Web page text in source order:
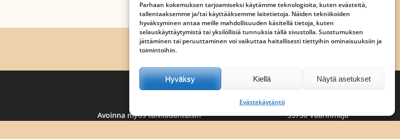
Parhaan kokemuksen tarjoamiseksi käytämme teknologioita, kuten evästeitä,
tallentaaksemme ja/tai käyttääksemme laitetietoja. Näiden tekniikoiden
hyväksyminen antaa meille mahdollisuuden käsitellä tietoja, kuten
selauskäyttäytymistä tai yksilöllisiä tunnuksia tällä sivustolla. Suostumuksen
jättäminen tai peruuttaminen voi vaikuttaa haitallisesti tiettyihin ominaisuuksiin ja
toimintoihin.
Hyväksy Kiellä Näytä asetukset
Evästekäytäntö
Avoinna
Avoinna myös talvilauantaisin
Väärin Puutavara Oy
Väärinmajantie 607
35750 Väärinmaja